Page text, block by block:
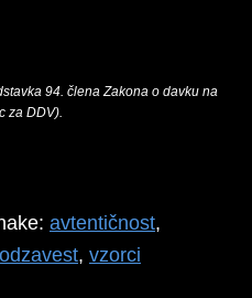
94. člena Zakona o davku na
za DDV).
avtentičnost,
, vzorci